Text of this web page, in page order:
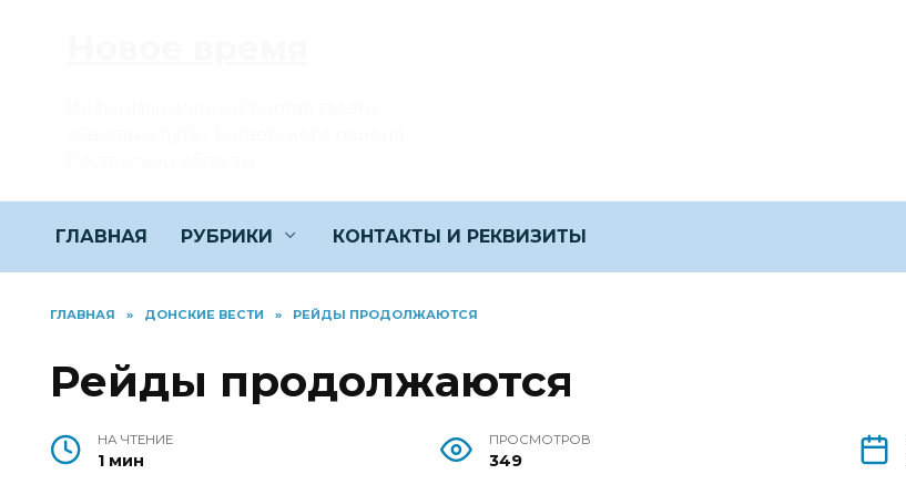
ГЛАВНАЯ РУБРИКИ КОНТАКТЫ И РЕКВИЗИТЫ
ГЛАВНАЯ » ДОНСКИЕ ВЕСТИ » РЕЙДЫ ПРОДОЛЖАЮТСЯ
Рейды продолжаются
НА ЧТЕНИЕ
1 мин
ПРОСМОТРОВ
349